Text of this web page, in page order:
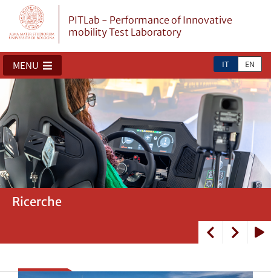
PITLab - Performance of Innovative
mobility Test Laboratory
IT EN
MENU
Ricerche
Persone
Strutture